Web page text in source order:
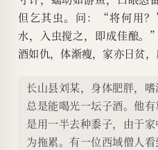
但乞其虫。问：“将何用
水，入虫搅之，即成佳酿
酒如仇，体渐瘦，家亦日贫，
长山县刘某，身体肥胖，嗜
总是能喝光一坛子酒。他
是用一半去种黍子，由于
为拖累。有一位西域僧人